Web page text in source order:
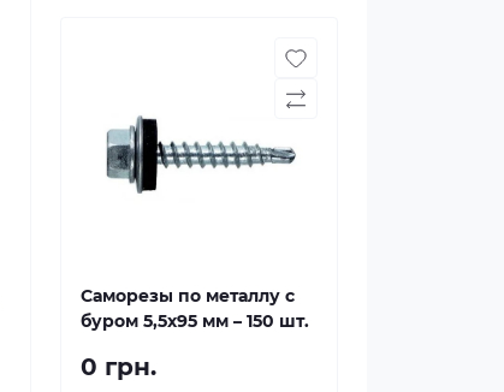
Саморезы по металлу с
буром 5,5x95 мм – 150 шт.
0 грн.